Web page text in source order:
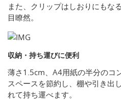
また、クリップはしおりにもな
目瞭然。
収納・持ち運びに便利
薄さ1.5cm、A4用紙の半分のコ
スペースを節約し、棚や引き出
れて持ち運べます。